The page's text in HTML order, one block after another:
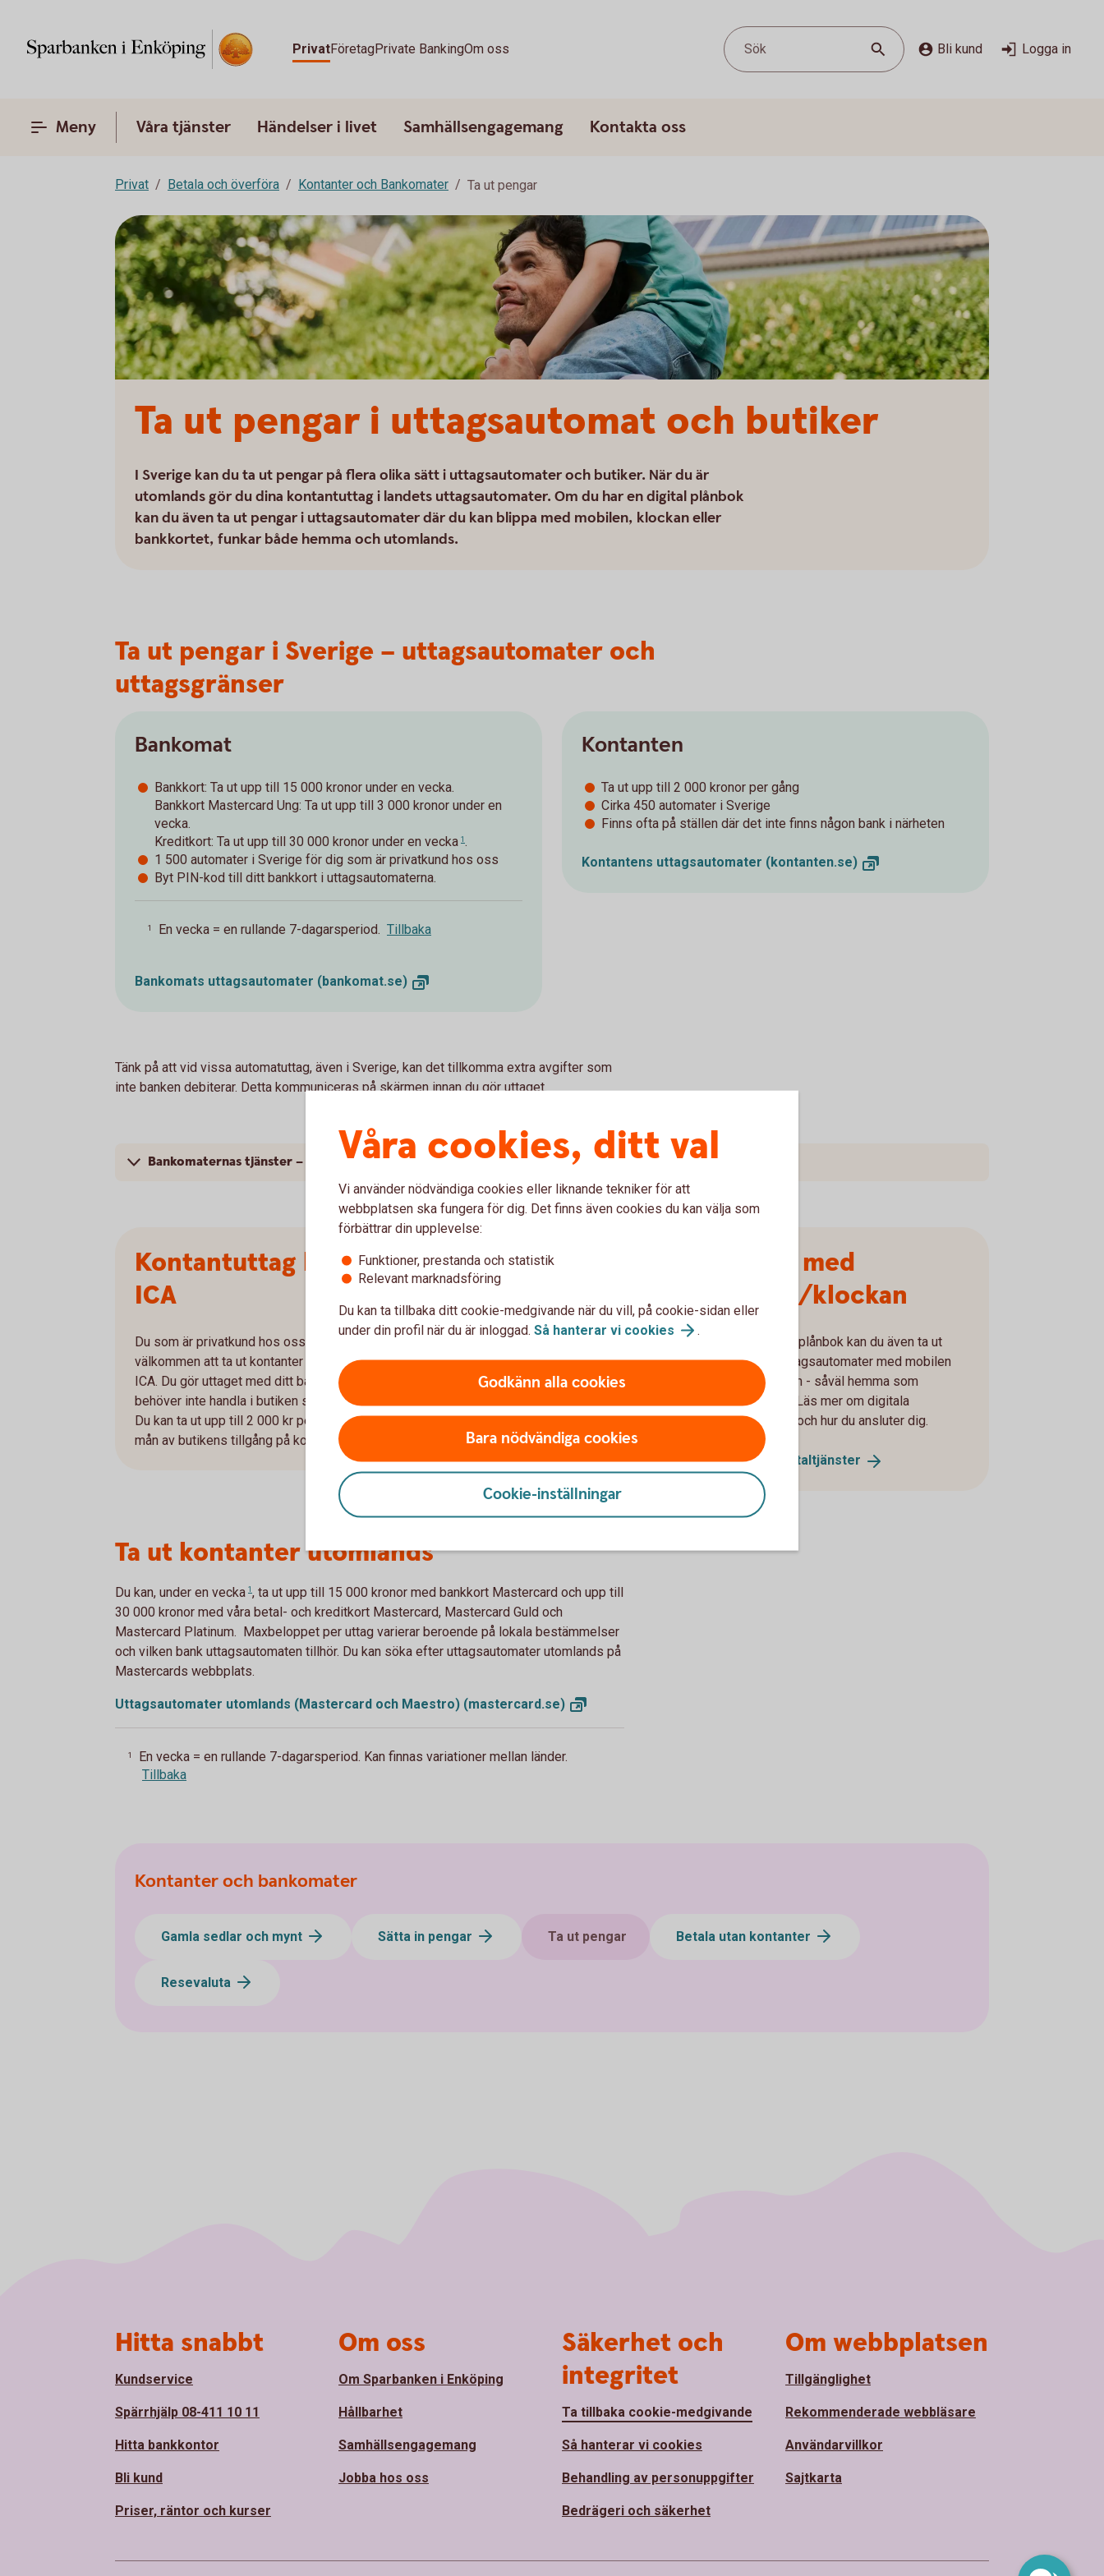
PrivatFöretagPrivate BankingOm oss Sök Bli kund Logga in
Meny Våra tjänster Händelser i livet Samhällsengagemang Kontakta oss
Privat Betala och överföra Kontanter och Bankomater Ta ut pengar
Ta ut pengar i uttagsautomat och butiker
I Sverige kan du ta ut pengar på flera olika sätt i uttagsautomater och butiker. När du är
utomlands gör du dina kontantuttag i landets uttagsautomater. Om du har en digital plånbok
kan du även ta ut pengar i uttagsautomater där du kan blippa med mobilen, klockan eller
bankkortet, funkar både hemma och utomlands.
Ta ut pengar i Sverige – uttagsautomater och
uttagsgränser
Bankomat
Bankkort: Ta ut upp till 15 000 kronor under en vecka.
Bankkort Mastercard Ung: Ta ut upp till 3 000 kronor under en
vecka.
Kreditkort: Ta ut upp till 30 000 kronor under en vecka 1.
1 500 automater i Sverige för dig som är privatkund hos oss
Byt PIN-kod till ditt bankkort i uttagsautomaterna.
1 En vecka = en rullande 7-dagarsperiod. Tillbaka
Bankomats uttagsautomater (bankomat.se)
Kontanten
Ta ut upp till 2 000 kronor per gång
Cirka 450 automater i Sverige
Finns ofta på ställen där det inte finns någon bank i närheten
Kontantens uttagsautomater (kontanten.se)
Tänk på att vid vissa automatuttag, även i Sverige, kan det tillkomma extra avgifter som
inte banken debiterar. Detta kommuniceras på skärmen innan du gör uttaget.
Bankomaternas tjänster – mer information
Kontantuttag hos
ICA
Du som är privatkund hos oss är
välkommen att ta ut kontanter i kassan på
ICA. Du gör uttaget med ditt bankkort och
behöver inte handla i butiken samtidigt.
Du kan ta ut upp till 2 000 kr per tillfälle, i
mån av butikens tillgång på kontanter.
Avrundning med
kort i butik
På de flesta ställen där det går att betala
med kort, till exempel i butiker, kan du be
om att få göra en avrundning uppåt på ditt
du kontanter i handen på ett smidigt sätt.
Uttag med
mobil/klockan
Med digital plånbok kan du även ta ut
pengar i uttagsautomater med mobilen
eller klockan - såväl hemma som
utomlands. Läs mer om digitala
plånböcker och hur du ansluter dig.
Digitala betaltjänster
Ta ut kontanter utomlands
Du kan, under en vecka 1, ta ut upp till 15 000 kronor med bankkort Mastercard och upp till
30 000 kronor med våra betal- och kreditkort Mastercard, Mastercard Guld och
Mastercard Platinum. Maxbeloppet per uttag varierar beroende på lokala bestämmelser
och vilken bank uttagsautomaten tillhör. Du kan söka efter uttagsautomater utomlands på
Mastercards webbplats.
Uttagsautomater utomlands (Mastercard och Maestro) (mastercard.se)
1
En vecka = en rullande 7-dagarsperiod. Kan finnas variationer mellan länder.
Tillbaka
Kontanter och bankomater
Gamla sedlar och mynt Sätta in pengar Ta ut pengar Betala utan kontanter
Resevaluta
Våra cookies, ditt val
Vi använder nödvändiga cookies eller liknande tekniker för att
webbplatsen ska fungera för dig. Det finns även cookies du kan välja som
förbättrar din upplevelse:
Funktioner, prestanda och statistik
Relevant marknadsföring
Du kan ta tillbaka ditt cookie-medgivande när du vill, på cookie-sidan eller
under din profil när du är inloggad. Så hanterar vi cookies .
Godkänn alla cookies
Bara nödvändiga cookies
Cookie-inställningar
Hitta snabbt
Kundservice
Spärrhjälp 08-411 10 11
Hitta bankkontor
Bli kund
Priser, räntor och kurser
Om oss
Om Sparbanken i Enköping
Hållbarhet
Samhällsengagemang
Jobba hos oss
Säkerhet och
integritet
Ta tillbaka cookie-medgivande
Så hanterar vi cookies
Behandling av personuppgifter
Bedrägeri och säkerhet
Om webbplatsen
Tillgänglighet
Rekommenderade webbläsare
Användarvillkor
Sajtkarta